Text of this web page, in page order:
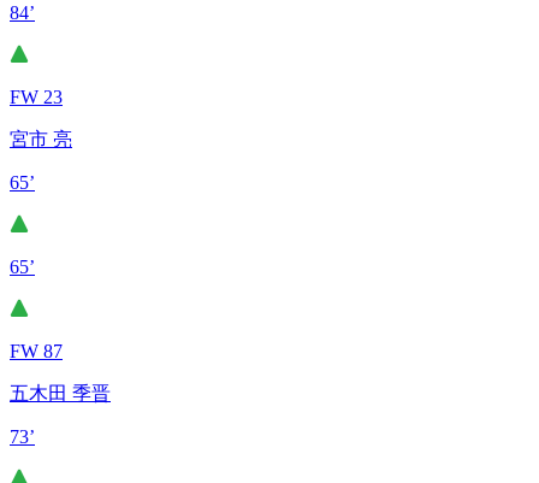
84’
FW 23
宮市 亮
65’
65’
FW 87
五木田 季晋
73’